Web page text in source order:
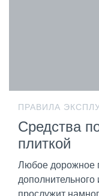
ПРАВИЛА
Средства
плиткой
Любое дорожное
дополнительного
прослужит